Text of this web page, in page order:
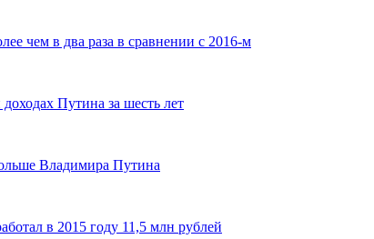
чем в два раза в сравнении с 2016-м
Путина за шесть лет
Владимира Путина
в 2015 году 11,5 млн рублей